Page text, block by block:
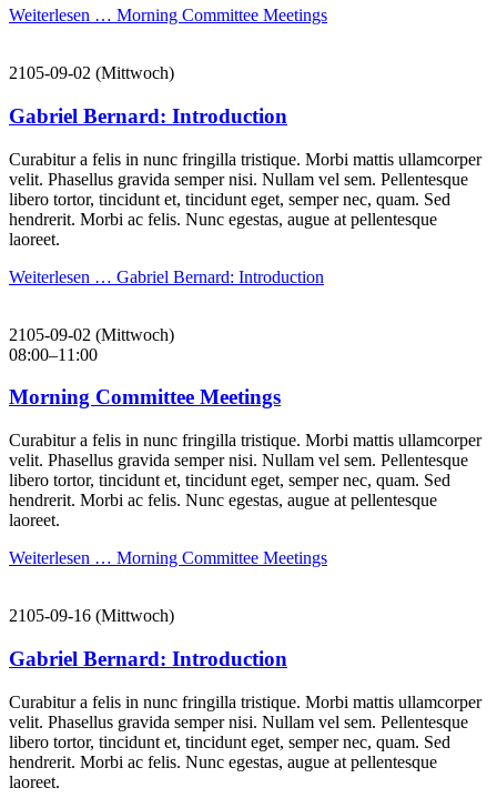
Weiterlesen … Morning Committee Meetings
2105-09-02 (Mittwoch)
Gabriel Bernard: Introduction
Curabitur a felis in nunc fringilla tristique. Morbi mattis ullamcorper
velit. Phasellus gravida semper nisi. Nullam vel sem. Pellentesque
libero tortor, tincidunt et, tincidunt eget, semper nec, quam. Sed
hendrerit. Morbi ac felis. Nunc egestas, augue at pellentesque
laoreet.
Weiterlesen … Gabriel Bernard: Introduction
2105-09-02 (Mittwoch)
08:00–11:00
Morning Committee Meetings
Curabitur a felis in nunc fringilla tristique. Morbi mattis ullamcorper
velit. Phasellus gravida semper nisi. Nullam vel sem. Pellentesque
libero tortor, tincidunt et, tincidunt eget, semper nec, quam. Sed
hendrerit. Morbi ac felis. Nunc egestas, augue at pellentesque
laoreet.
Weiterlesen … Morning Committee Meetings
2105-09-16 (Mittwoch)
Gabriel Bernard: Introduction
Curabitur a felis in nunc fringilla tristique. Morbi mattis ullamcorper
velit. Phasellus gravida semper nisi. Nullam vel sem. Pellentesque
libero tortor, tincidunt et, tincidunt eget, semper nec, quam. Sed
hendrerit. Morbi ac felis. Nunc egestas, augue at pellentesque
laoreet.